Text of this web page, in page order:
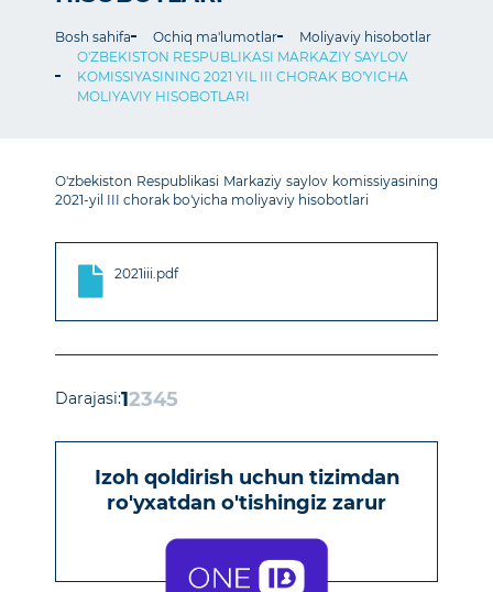
Bosh sahifa Ochiq ma'lumotlar
Moliyaviy hisobotlar
O'ZBEKISTON RESPUBLIKASI MARKAZIY SAYLOV
KOMISSIYASINING 2021 YIL III CHORAK BO'YICHA
MOLIYAVIY HISOBOTLARI
O'zbekiston Respublikasi Markaziy saylov komissiyasining
2021-yil III chorak bo'yicha moliyaviy hisobotlari
2021iii.pdf
Darajasi: 5
4
3
2
1
Izoh qoldirish uchun tizimdan
ro'yxatdan o'tishingiz zarur